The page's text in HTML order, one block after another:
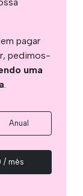
pagar
pedimos-
uma
.
Anual
/ mês